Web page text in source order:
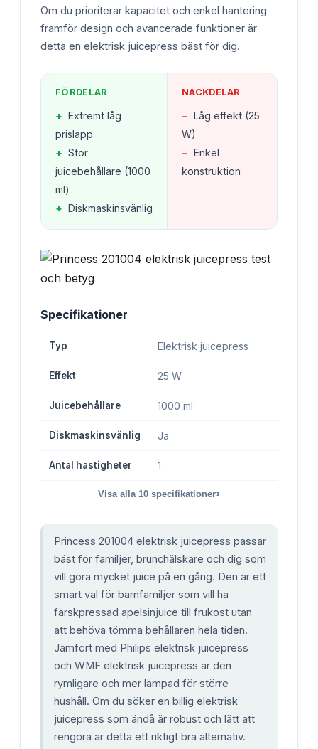
Om du prioriterar kapacitet och enkel hantering
framför design och avancerade funktioner är
detta en elektrisk juicepress bäst för dig.
FÖRDELAR
+ Extremt låg
prislapp
+ Stor
juicebehållare (1000
ml)
+ Diskmaskinsvänlig
NACKDELAR
− Låg effekt (25
W)
− Enkel
konstruktion
Specifikationer
Typ Elektrisk juicepress
Effekt 25 W
Juicebehållare 1000 ml
Diskmaskinsvänlig Ja
Antal hastigheter 1
Visa alla 10 specifikationer›
Princess 201004 elektrisk juicepress passar
bäst för familjer, brunchälskare och dig som
vill göra mycket juice på en gång. Den är ett
smart val för barnfamiljer som vill ha
färskpressad apelsinjuice till frukost utan
att behöva tömma behållaren hela tiden.
Jämfört med Philips elektrisk juicepress
och WMF elektrisk juicepress är den
rymligare och mer lämpad för större
hushåll. Om du söker en billig elektrisk
juicepress som ändå är robust och lätt att
rengöra är detta ett riktigt bra alternativ.